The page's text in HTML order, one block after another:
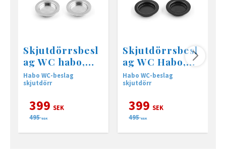
Skjutdörrsbesl
ag WC habo,
borstad krom
Habo WC-beslag
skjutdörr
399 SEK
495 SEK
Skjutdörrsbesl
ag WC Habo,
Svart
Habo WC-beslag
skjutdörr
399 SEK
495 SEK